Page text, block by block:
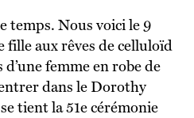
fille aux rêves de celluloïd
femme en robe de
dans le Dorothy
tient la 51e cérémonie